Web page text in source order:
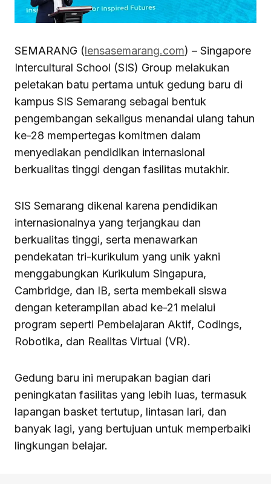
SEMARANG (lensasemarang.com) – Singapore
Intercultural School (SIS) Group melakukan
peletakan batu pertama untuk gedung baru di
kampus SIS Semarang sebagai bentuk
pengembangan sekaligus menandai ulang tahun
ke-28 mempertegas komitmen dalam
menyediakan pendidikan internasional
berkualitas tinggi dengan fasilitas mutakhir.
SIS Semarang dikenal karena pendidikan
internasionalnya yang terjangkau dan
berkualitas tinggi, serta menawarkan
pendekatan tri-kurikulum yang unik yakni
menggabungkan Kurikulum Singapura,
Cambridge, dan IB, serta membekali siswa
dengan keterampilan abad ke-21 melalui
program seperti Pembelajaran Aktif, Codings,
Robotika, dan Realitas Virtual (VR).
Gedung baru ini merupakan bagian dari
peningkatan fasilitas yang lebih luas, termasuk
lapangan basket tertutup, lintasan lari, dan
banyak lagi, yang bertujuan untuk memperbaiki
lingkungan belajar.